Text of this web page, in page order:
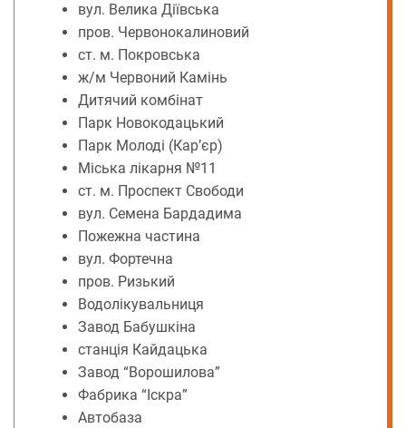
вул. Велика Діївська
пров. Червонокалиновий
ст. м. Покровська
ж/м Червоний Камінь
Дитячий комбінат
Парк Новокодацький
Парк Молоді (Кар’єр)
Міська лікарня №11
ст. м. Проспект Свободи
вул. Семена Бардадима
Пожежна частина
вул. Фортечна
пров. Ризький
Водолікувальниця
Завод Бабушкіна
станція Кайдацька
Завод “Ворошилова”
Фабрика “Іскра”
Автобаза